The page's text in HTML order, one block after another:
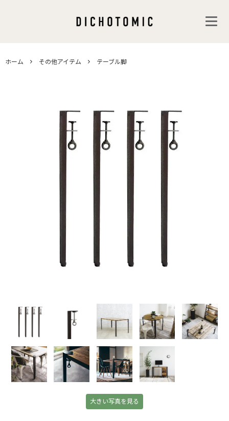
ホーム その他アイテム テーブル脚
大きい写真を見る